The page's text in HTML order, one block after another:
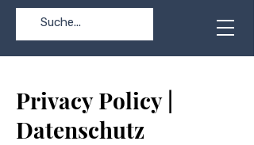
Privacy Policy |
Datenschutz